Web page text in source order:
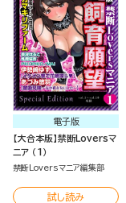
電子版
【大合本版】禁断Loversマ
ニア （1）
禁断Loversマニア編集部
試し読み